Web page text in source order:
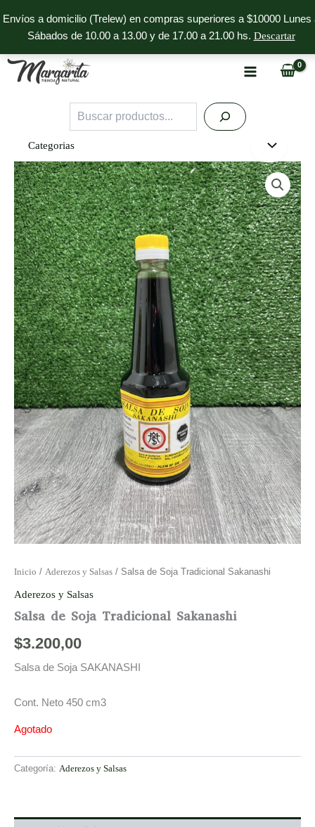
Envíos a domicilio (Trelew) en compras superiores a $10000 Lunes
Sábados de 10.00 a 13.00 y de 17.00 a 21.00 hs. Descartar
al
contenido
Buscar
Categorias
Inicio / Aderezos y Salsas / Salsa de Soja Tradicional Sakanashi
Aderezos y Salsas
Salsa de Soja Tradicional Sakanashi
$3.200,00
Salsa de Soja SAKANASHI
Cont. Neto 450 cm3
Agotado
Categoría: Aderezos y Salsas